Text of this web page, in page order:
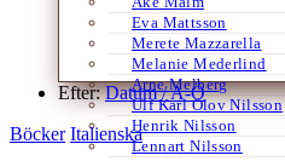
Eva Mattsson
Merete Mazzarella
Melanie Mederlind
Arne Melberg
Ulf Karl Olov Nilsson
Henrik Nilsson
Lennart Nilsson
Efter:Datum /A-Ö
Böcker Italienska